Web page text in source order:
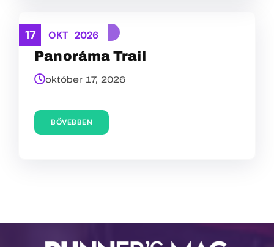
17 OKT 2026
TEREPFUTÁS
Panoráma Trail
október 17, 2026
BŐVEBBEN